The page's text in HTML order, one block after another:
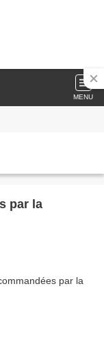
MENU
par la